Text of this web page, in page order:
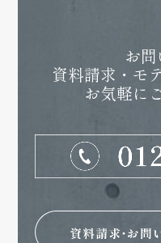
お
資料請求・モ
お気軽に